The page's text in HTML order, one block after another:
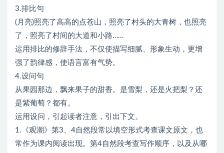
3.排比句
(月亮)照亮了高高的点苍山，照亮了村头的大青树，也照亮
了，照亮了村间的大道和小路……
运用排比的修辞手法，不仅使描写细腻、形象生动，更增
强了韵律感，使语言富有气势。
4.设问句
从果园那边，飘来果子的甜香。是雪梨，还是火把梨？还
是紫葡萄？都有。
运用设问，引起读者注意，引出下文。
1.《观潮》第3、4自然段常以填空形式考查课文原文，也
常作为课内阅读出现。第4自然段考查写作顺序，以及从哪